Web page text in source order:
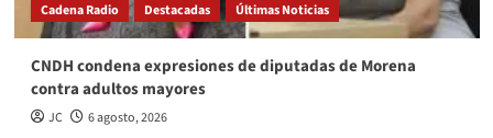
Cadena Radio Destacadas Últimas Noticias
CNDH condena expresiones de diputadas de Morena
contra adultos mayores
JC 6 agosto, 2026